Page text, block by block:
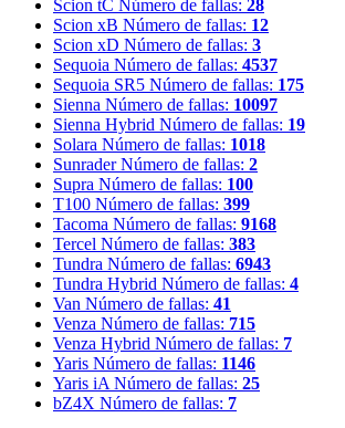
Scion tC Número de fallas: 28
Scion xB Número de fallas: 12
Scion xD Número de fallas: 3
Sequoia Número de fallas: 4537
Sequoia SR5 Número de fallas: 175
Sienna Número de fallas: 10097
Sienna Hybrid Número de fallas: 19
Solara Número de fallas: 1018
Sunrader Número de fallas: 2
Supra Número de fallas: 100
T100 Número de fallas: 399
Tacoma Número de fallas: 9168
Tercel Número de fallas: 383
Tundra Número de fallas: 6943
Tundra Hybrid Número de fallas: 4
Van Número de fallas: 41
Venza Número de fallas: 715
Venza Hybrid Número de fallas: 7
Yaris Número de fallas: 1146
Yaris iA Número de fallas: 25
bZ4X Número de fallas: 7